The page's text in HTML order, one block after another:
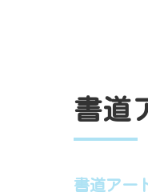
書道
書道アー